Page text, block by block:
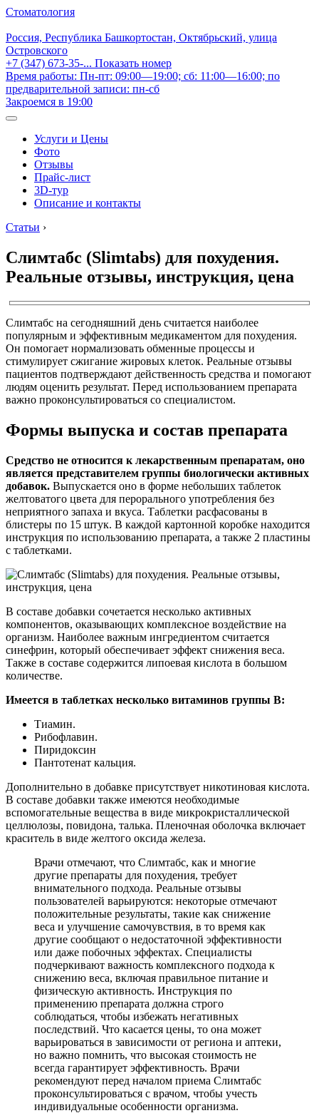
Стоматология
Россия, Республика Башкортостан, Октябрьский, улица
Островского
+7 (347) 673-35-... Показать номер
Время работы: Пн-пт: 09:00—19:00; сб: 11:00—16:00; по
предварительной записи: пн-сб
Закроемся в 19:00
Услуги и Цены
Фото
Отзывы
Прайс-лист
3D-тур
Описание и контакты
Статьи ›
Слимтабс (Slimtabs) для похудения.
Реальные отзывы, инструкция, цена
Слимтабс на сегодняшний день считается наиболее
популярным и эффективным медикаментом для похудения.
Он помогает нормализовать обменные процессы и
стимулирует сжигание жировых клеток. Реальные отзывы
пациентов подтверждают действенность средства и помогают
людям оценить результат. Перед использованием препарата
важно проконсультироваться со специалистом.
Формы выпуска и состав препарата
Средство не относится к лекарственным препаратам, оно
является представителем группы биологически активных
добавок. Выпускается оно в форме небольших таблеток
желтоватого цвета для перорального употребления без
неприятного запаха и вкуса. Таблетки расфасованы в
блистеры по 15 штук. В каждой картонной коробке находится
инструкция по использованию препарата, а также 2 пластины
с таблетками.
В составе добавки сочетается несколько активных
компонентов, оказывающих комплексное воздействие на
организм. Наиболее важным ингредиентом считается
синефрин, который обеспечивает эффект снижения веса.
Также в составе содержится липоевая кислота в большом
количестве.
Имеется в таблетках несколько витаминов группы В:
Тиамин.
Рибофлавин.
Пиридоксин
Пантотенат кальция.
Дополнительно в добавке присутствует никотиновая кислота.
В составе добавки также имеются необходимые
вспомогательные вещества в виде микрокристаллической
целлюлозы, повидона, талька. Пленочная оболочка включает
краситель в виде желтого оксида железа.
Врачи отмечают, что Слимтабс, как и многие
другие препараты для похудения, требует
внимательного подхода. Реальные отзывы
пользователей варьируются: некоторые отмечают
положительные результаты, такие как снижение
веса и улучшение самочувствия, в то время как
другие сообщают о недостаточной эффективности
или даже побочных эффектах. Специалисты
подчеркивают важность комплексного подхода к
снижению веса, включая правильное питание и
физическую активность. Инструкция по
применению препарата должна строго
соблюдаться, чтобы избежать негативных
последствий. Что касается цены, то она может
варьироваться в зависимости от региона и аптеки,
но важно помнить, что высокая стоимость не
всегда гарантирует эффективность. Врачи
рекомендуют перед началом приема Слимтабс
проконсультироваться с врачом, чтобы учесть
индивидуальные особенности организма.